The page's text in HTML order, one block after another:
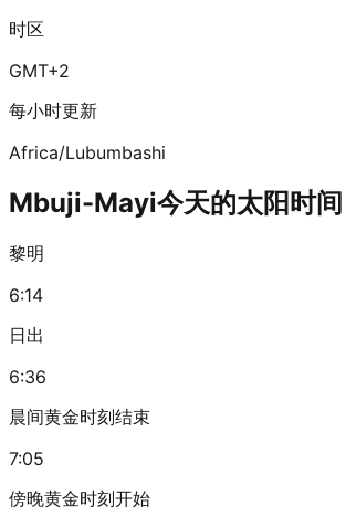
时区
GMT+2
每小时更新
Africa/Lubumbashi
Mbuji-Mayi今天的太阳时间
黎明
6:14
日出
6:36
晨间黄金时刻结束
7:05
傍晚黄金时刻开始